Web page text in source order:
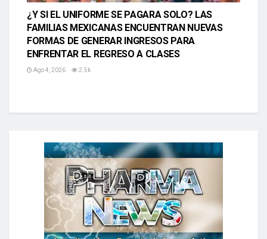
¿Y SI EL UNIFORME SE PAGARA SOLO? LAS
FAMILIAS MEXICANAS ENCUENTRAN NUEVAS
FORMAS DE GENERAR INGRESOS PARA
ENFRENTAR EL REGRESO A CLASES
Ago 4, 2026 2.5k